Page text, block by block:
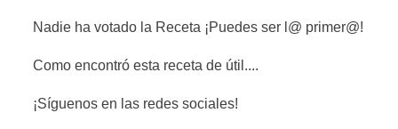
Nadie ha votado la Receta ¡Puedes ser l@ primer@!
Como encontró esta receta de útil....
¡Síguenos en las redes sociales!